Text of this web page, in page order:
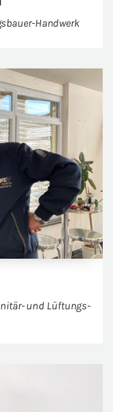
Hand­werk
und Lüf­tungs­